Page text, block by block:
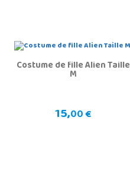
Costume de fille Alien Taille
M
15,00 €